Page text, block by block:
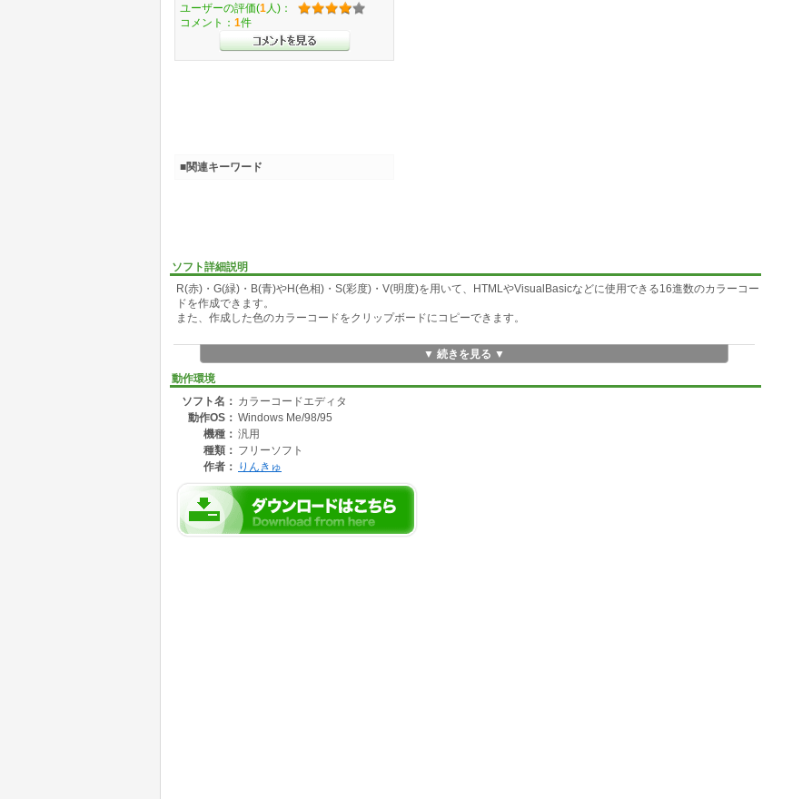
ソフト詳細説明
R(赤)・G(緑)・B(青)やH(色相)・S(彩度)・V(明度)を用いて、HTMLやVisualBasicなどに使用できる16進数のカラーコー
ドを作成できます。
また、作成した色のカラーコードをクリップボードにコピーできます。
▼ 続きを見る ▼
動作環境
ソフト名： カラーコードエディタ
動作OS： Windows Me/98/95
機種： 汎用
種類： フリーソフト
作者：
りんきゅ
ユーザーの評価(1 人)：
コメント： 1件
■関連キーワード